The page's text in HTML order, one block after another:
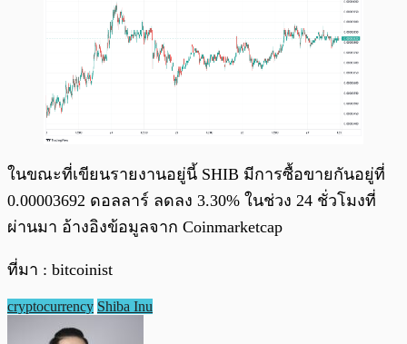
ในขณะที่เขียนรายงานอยู่นี้ SHIB มีการซื้อขายกันอยู่ที่
0.00003692 ดอลลาร์ ลดลง 3.30% ในช่วง 24 ชั่วโมงที่
ผ่านมา อ้างอิงข้อมูลจาก Coinmarketcap
ที่มา : bitcoinist
cryptocurrency Shiba Inu